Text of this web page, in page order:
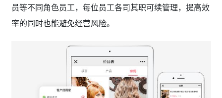
员等不同角色员工，每位员工各司其职可续管理，提高效
率的同时也能避免经营风险。